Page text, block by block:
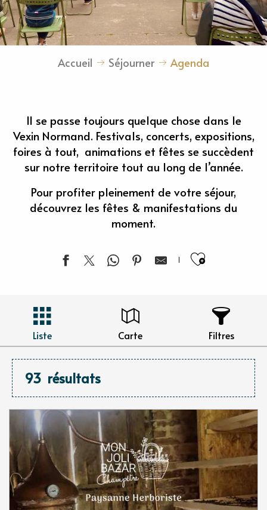
Accueil Séjourner Agenda
Il se passe toujours quelque chose dans le
Vexin Normand. Festivals, concerts, expositions,
foires à tout, animations et fêtes se succèdent
sur notre territoire tout au long de l’année.
Pour profiter pleinement de votre séjour,
découvrez les fêtes & manifestations du
moment.
Ajouter
Liste Carte Filtres
93 résultats